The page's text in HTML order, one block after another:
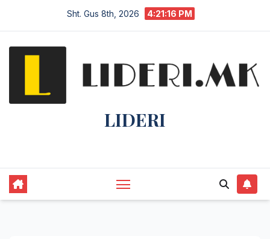
Sht. Gus 8th, 2026 4:21:17 PM
LIDERI